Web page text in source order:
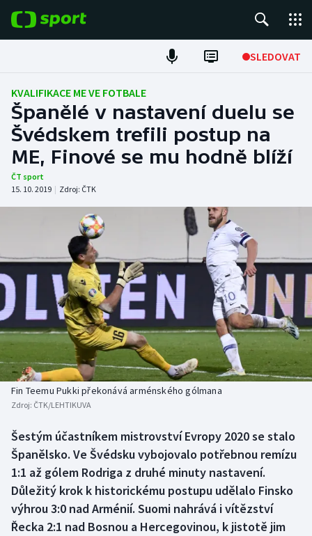
SLEDOVAT
Fotbal
Hokej
Tenis
Atletika
DALŠÍ SPORTY
Americký fotbal
Baseball a softbal
Basketbal
Biatlon
Box
Curling
Dostihy
NEPŘEHLÉDNĚTE
Soutěže
Historické návraty
Aplikace ČT sport
KVALIFIKACE ME VE FOTBALE
Španělé v nastavení duelu se
Švédskem trefili postup na
ME, Finové se mu hodně blíží
ČT sport
15. 10. 2019 | Zdroj: ČTK
Fin Teemu Pukki překonává arménského gólmana
Zdroj: ČTK/LEHTIKUVA
Šestým účastníkem mistrovství Evropy 2020 se stalo
Španělsko. Ve Švédsku vybojovalo potřebnou remízu
1:1 až gólem Rodriga z druhé minuty nastavení.
Důležitý krok k historickému postupu udělalo Finsko
výhrou 3:0 nad Arménií. Suomi nahrává i vítězství
Řecka 2:1 nad Bosnou a Hercegovinou, k jistotě jim